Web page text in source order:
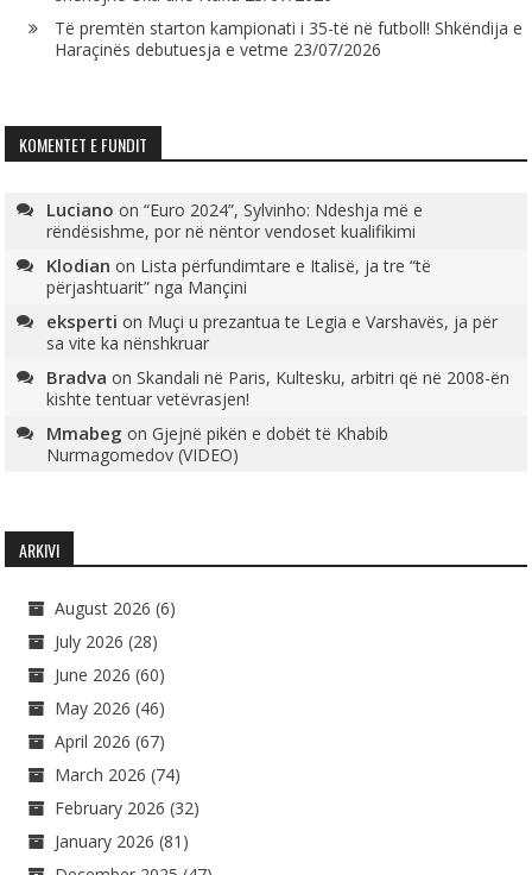
Të premtën starton kampionati i 35-të në futboll! Shkëndija e
Haraçinës debutuesja e vetme 23/07/2026
KOMENTET E FUNDIT
Luciano on“Euro 2024”, Sylvinho: Ndeshja më e
rëndësishme, por në nëntor vendoset kualifikimi
Klodian on Lista përfundimtare e Italisë, ja tre “të
përjashtuarit” nga Mançini
eksperti on Muçi u prezantua te Legia e Varshavës, ja për
sa vite ka nënshkruar
Bradva onSkandali në Paris, Kultesku, arbitri që në 2008-ën
kishte tentuar vetëvrasjen!
Mmabeg onGjejnë pikën e dobët të Khabib
Nurmagomedov (VIDEO)
ARKIVI
August 2026 (6)
July 2026 (28)
June 2026 (60)
May 2026 (46)
April 2026 (67)
March 2026 (74)
February 2026 (32)
January 2026 (81)